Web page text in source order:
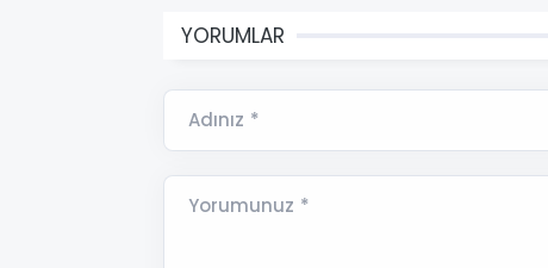
YORUMLAR
Adınız *
Yorumunuz *